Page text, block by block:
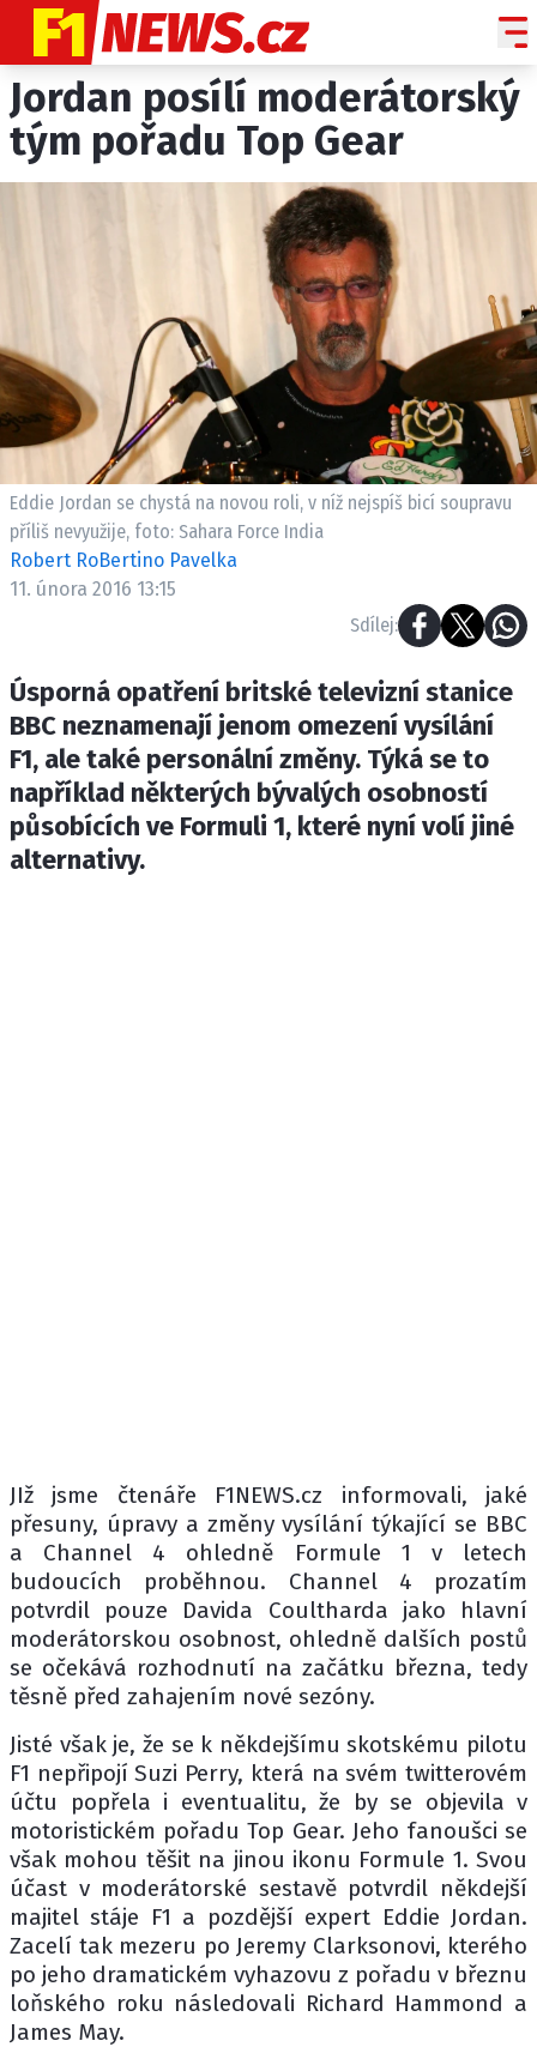
NOVINKY
GRAND PRIX
PADDOCK LINE
TECHNIKA
HISTORIE GP
PROFILY JEZDCŮ
PROFILY TÝMŮ
ROZHOVORY
OSTATNÍ
SLEDUJTE NÁS NA|
ETICKÝ KODEX
OSOBNÍ ÚDAJE / COOKIES
Provozovatelem serveru F1NEWS.cz je
INCORP MEDIA GROUP s.r.o., IČ: 118 23 054
Jordan posílí moderátorský
tým pořadu Top Gear
Eddie Jordan se chystá na novou roli, v níž nejspíš bicí soupravu
příliš nevyužije, foto: Sahara Force India
Robert RoBertino Pavelka
11. února 2016 13:15
Sdílej:
Úsporná opatření britské televizní stanice
BBC neznamenají jenom omezení vysílání
F1, ale také personální změny. Týká se to
například některých bývalých osobností
působících ve Formuli 1, které nyní volí jiné
alternativy.
JIž jsme čtenáře F1NEWS.cz informovali, jaké
přesuny, úpravy a změny vysílání týkající se BBC
a Channel 4 ohledně Formule 1 v letech
budoucích proběhnou. Channel 4 prozatím
potvrdil pouze Davida Coultharda jako hlavní
moderátorskou osobnost, ohledně dalších postů
se očekává rozhodnutí na začátku března, tedy
těsně před zahajením nové sezóny.
Jisté však je, že se k někdejšímu skotskému pilotu
F1 nepřipojí Suzi Perry, která na svém twitterovém
účtu popřela i eventualitu, že by se objevila v
motoristickém pořadu Top Gear. Jeho fanoušci se
však mohou těšit na jinou ikonu Formule 1. Svou
účast v moderátorské sestavě potvrdil někdejší
majitel stáje F1 a pozdější expert Eddie Jordan.
Zacelí tak mezeru po Jeremy Clarksonovi, kterého
po jeho dramatickém vyhazovu z pořadu v březnu
loňského roku následovali Richard Hammond a
James May.